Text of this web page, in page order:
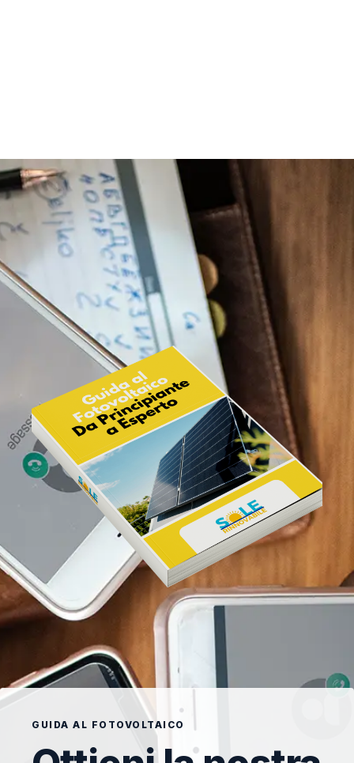
GUIDA AL FOTOVOLTAICO